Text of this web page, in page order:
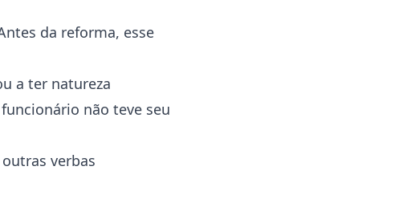
da reforma, esse
a ter natureza
não teve seu
verbas